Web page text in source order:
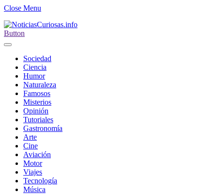
Close Menu
Button
Sociedad
Ciencia
Humor
Naturaleza
Famosos
Misterios
Opinión
Tutoriales
Gastronomía
Arte
Cine
Aviación
Motor
Viajes
Tecnología
Música